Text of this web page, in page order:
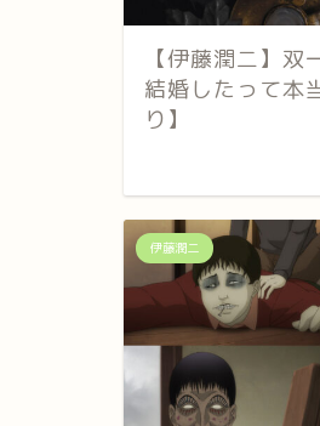
【伊藤潤二】双
結婚したって本
り】
伊藤潤二